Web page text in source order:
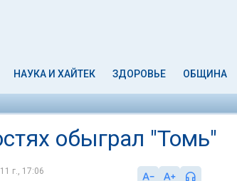
НАУКА И ХАЙТЕК ЗДОРОВЬЕ ОБЩИНА
обыграл "Томь"
г., 17:06